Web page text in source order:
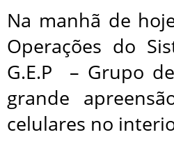
Na manhã de
Operações do
G.E.P – Grupo
grande
celulares no